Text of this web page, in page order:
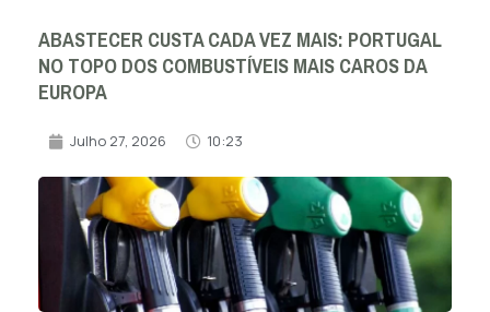
ABASTECER CUSTA CADA VEZ MAIS: PORTUGAL
NO TOPO DOS COMBUSTÍVEIS MAIS CAROS DA
EUROPA
Julho 27, 2026 10:23